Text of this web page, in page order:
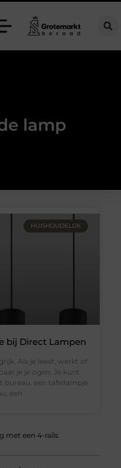
bij slimme keuzes
lamp
met een 4-rails
HUISHOUDELIJK
bij Direct Lampen
Als je leest, werkt of
je je ogen. Je kunt
bureau, een tafellampje
een